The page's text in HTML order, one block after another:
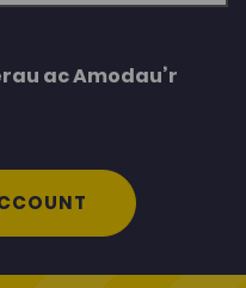
ac Amodau’r